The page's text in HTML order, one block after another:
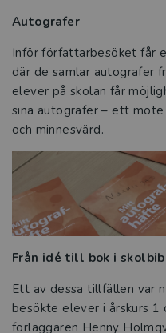
Autografer
Inför författarbesöket får
där de samlar autografer
elever på skolan får
sina autografer – ett
och minnesvärd.
Från idé till bok i
Ett av dessa tillfällen var
besökte elever i årskurs 1
förläggaren Henny